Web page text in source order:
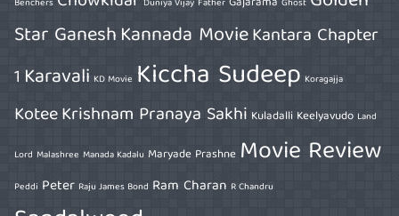
Benchers Duniya Vijay Father Ghost
Star GaneshKannada MovieKantara Chapter
1 Karavali KD Movie Kiccha Sudeep Koragajja
KoteeKrishnam Pranaya Sakhi Kuladalli Keelyavudo Land
Lord Malashree Manada Kadalu Maryade Prashne Movie Review
Peddi Peter Raju James Bond Ram Charan R Chandru